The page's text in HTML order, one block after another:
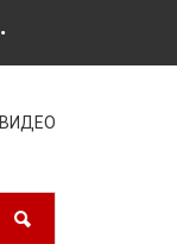
•
ВИДЕО